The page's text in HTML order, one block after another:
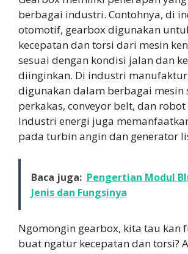
berbagai industri. Contohnya, di
otomotif, gearbox digunakan
kecepatan dan torsi dari mesin
sesuai dengan kondisi jalan dan
diinginkan. Di industri
digunakan dalam berbagai mesin
perkakas, conveyor belt, dan
Industri energi juga
pada turbin angin dan generator
Baca juga: Pengertian Modul
Jenis dan Fungsinya
Ngomongin gearbox, kita tau kan
buat ngatur kecepatan dan torsi?